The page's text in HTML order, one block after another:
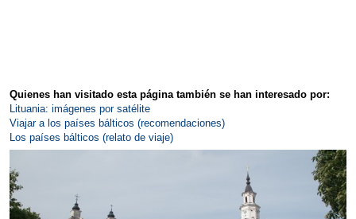
Quienes han visitado esta página también se han interesado por:
Lituania: imágenes por satélite
Viajar a los países bálticos (recomendaciones)
Los países bálticos (relato de viaje)